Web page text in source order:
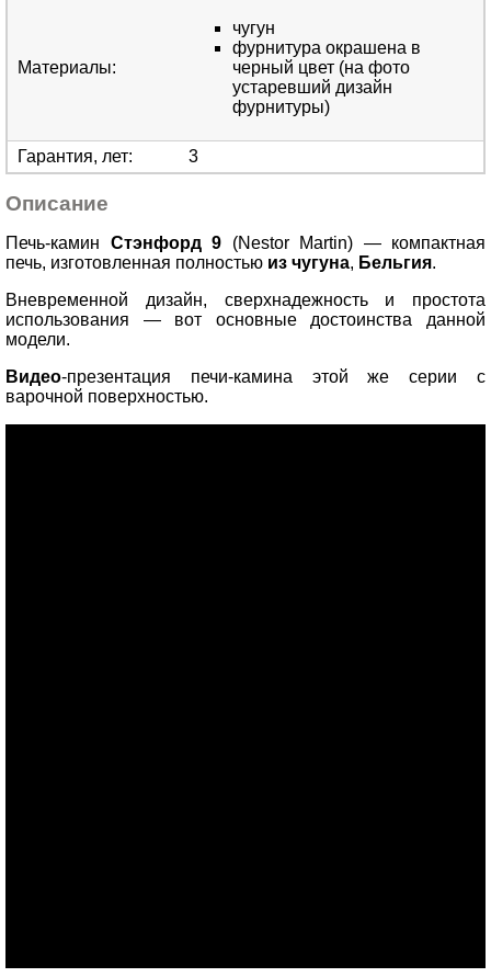
Материалы:
чугун
фурнитура окрашена в
черный цвет (на фото
устаревший дизайн
фурнитуры)
Гарантия, лет: 3
Описание
Печь-камин Стэнфорд 9 (Nestor Martin) —компактная
печь, изготовленная полностью из чугуна, Бельгия.
Вневременной дизайн, сверхнадежность и простота
использования — вот основные достоинства данной
модели.
Видео-презентация печи-камина этой же серии с
варочной поверхностью.